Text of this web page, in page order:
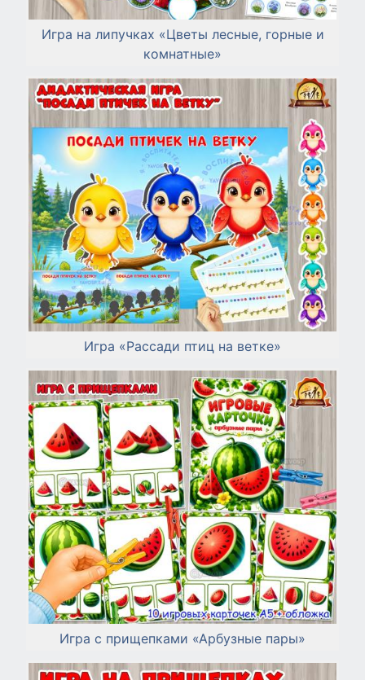
Игра на липучках «Цветы лесные, горные и
комнатные»
Игра «Рассади птиц на ветке»
Игра с прищепками «Арбузные пары»